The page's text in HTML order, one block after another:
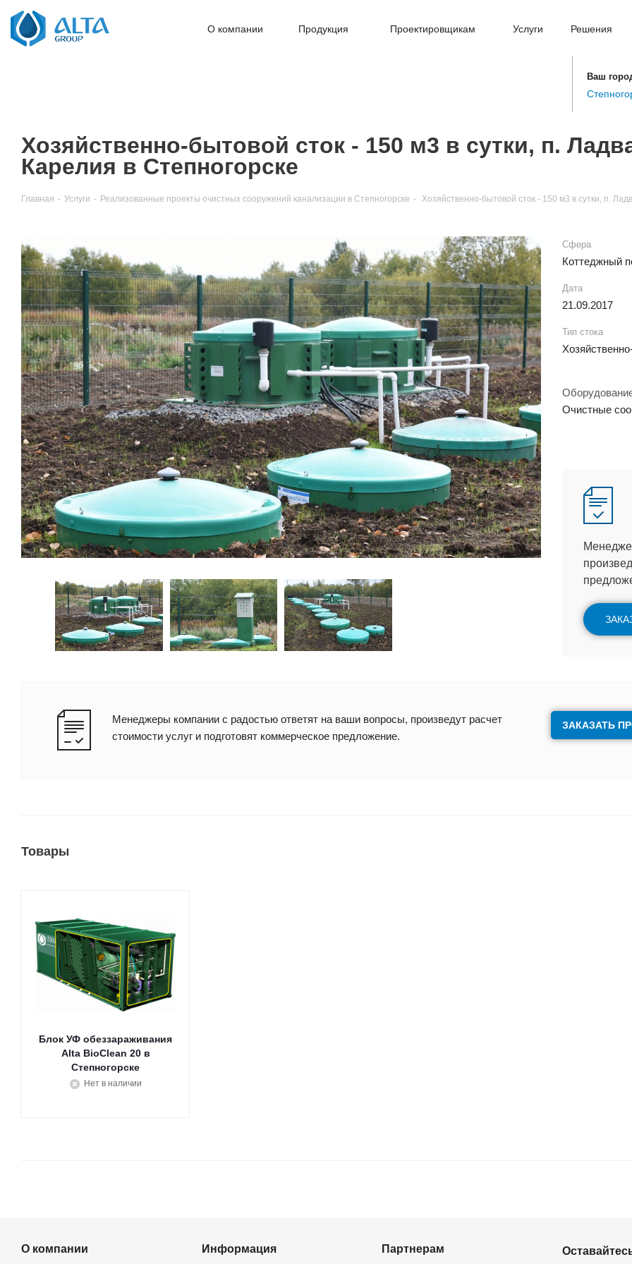
О компании Продукция Проектировщикам Услуги Решения
Ваш
Хозяйственно-бытовой сток - 150 м3 в сутки, п.
Карелия в Степногорске
Главная - Услуги - Реализованные проекты очистных сооружений канализации в Степногорске - Хозяйственно-бытовой сток - 150 м3 в сутки, п.
Сфера
Коттеджный
Дата
21.09.2017
Тип стока
Очистные
Менеджеры компании с радостью ответят на ваши вопросы, произведут расчет
стоимости услуг и подготовят коммерческое предложение.
ЗАКАЗАТЬ
Товары
Блок УФ обеззараживания
Alta BioClean 20
Степногорске
Нет в наличии
О компании Информация Партнерам